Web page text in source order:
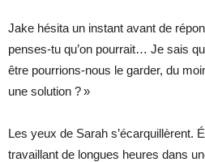
Jake hésita un instant avant de
penses-tu qu’on pourrait… Je sais
être pourrions-nous le garder, du
une solution ? »
Les yeux de Sarah s’écarquillèrent.
travaillant de longues heures dans